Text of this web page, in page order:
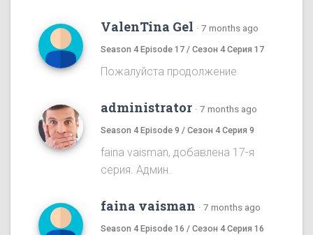
ValenTina Gel · 7 months ago
Season 4 Episode 17 / Сезон 4 Серия 17
Пожалуйста продолжение
administrator · 7 months ago
Season 4 Episode 9 / Сезон 4 Серия 9
faina vaisman, добавлена 17-я
серия. Админ.
faina vaisman · 7 months ago
Season 4 Episode 16 / Сезон 4 Серия 16